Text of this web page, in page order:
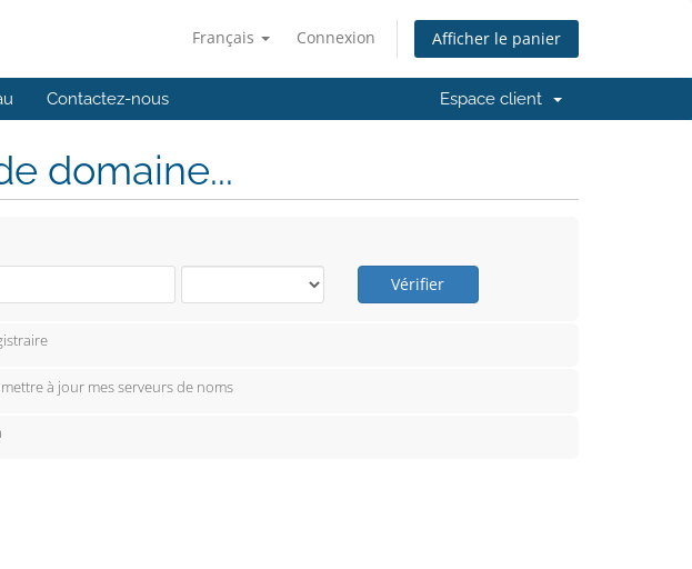
Français Connexion Afficher le panier
Contactez-nous Espace client
domaine...
Vérifier
à jour mes serveurs de noms